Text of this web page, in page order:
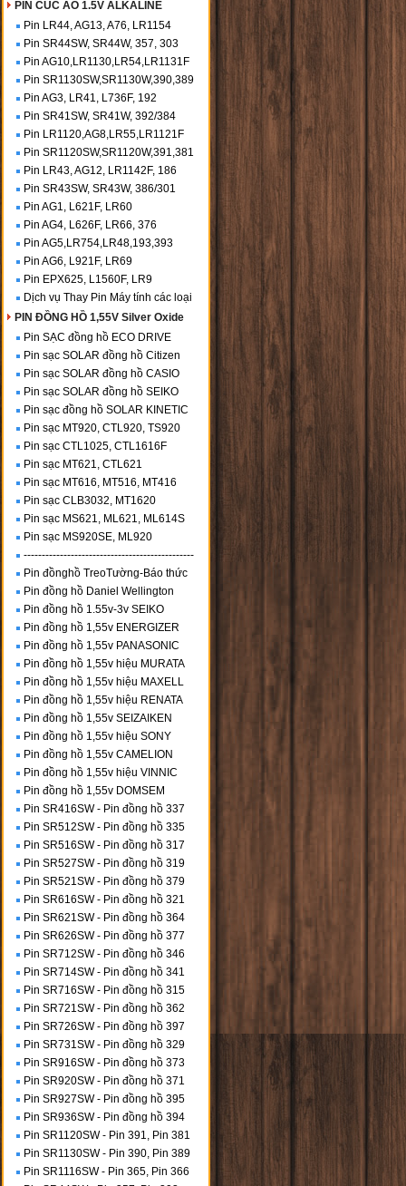
PIN CÚC ÁO 1.5V ALKALINE
Pin LR44, AG13, A76, LR1154
Pin SR44SW, SR44W, 357, 303
Pin AG10,LR1130,LR54,LR1131F
Pin SR1130SW,SR1130W,390,389
Pin AG3, LR41, L736F, 192
Pin SR41SW, SR41W, 392/384
Pin LR1120,AG8,LR55,LR1121F
Pin SR1120SW,SR1120W,391,381
Pin LR43, AG12, LR1142F, 186
Pin SR43SW, SR43W, 386/301
Pin AG1, L621F, LR60
Pin AG4, L626F, LR66, 376
Pin AG5,LR754,LR48,193,393
Pin AG6, L921F, LR69
Pin EPX625, L1560F, LR9
Dịch vụ Thay Pin Máy tính các loại
PIN ĐỒNG HỒ 1,55V Silver Oxide
Pin SẠC đồng hồ ECO DRIVE
Pin sạc SOLAR đồng hồ Citizen
Pin sạc SOLAR đồng hồ CASIO
Pin sạc SOLAR đồng hồ SEIKO
Pin sạc đồng hồ SOLAR KINETIC
Pin sạc MT920, CTL920, TS920
Pin sạc CTL1025, CTL1616F
Pin sạc MT621, CTL621
Pin sạc MT616, MT516, MT416
Pin sạc CLB3032, MT1620
Pin sạc MS621, ML621, ML614S
Pin sạc MS920SE, ML920
-----------------------------------------------
Pin đồnghồ TreoTường-Báo thức
Pin đồng hồ Daniel Wellington
Pin đồng hồ 1.55v-3v SEIKO
Pin đồng hồ 1,55v ENERGIZER
Pin đồng hồ 1,55v PANASONIC
Pin đồng hồ 1,55v hiệu MURATA
Pin đồng hồ 1,55v hiệu MAXELL
Pin đồng hồ 1,55v hiệu RENATA
Pin đồng hồ 1,55v SEIZAIKEN
Pin đồng hồ 1,55v hiệu SONY
Pin đồng hồ 1,55v CAMELION
Pin đồng hồ 1,55v hiệu VINNIC
Pin đồng hồ 1,55v DOMSEM
Pin SR416SW - Pin đồng hồ 337
Pin SR512SW - Pin đồng hồ 335
Pin SR516SW - Pin đồng hồ 317
Pin SR527SW - Pin đồng hồ 319
Pin SR521SW - Pin đồng hồ 379
Pin SR616SW - Pin đồng hồ 321
Pin SR621SW - Pin đồng hồ 364
Pin SR626SW - Pin đồng hồ 377
Pin SR712SW - Pin đồng hồ 346
Pin SR714SW - Pin đồng hồ 341
Pin SR716SW - Pin đồng hồ 315
Pin SR721SW - Pin đồng hồ 362
Pin SR726SW - Pin đồng hồ 397
Pin SR731SW - Pin đồng hồ 329
Pin SR916SW - Pin đồng hồ 373
Pin SR920SW - Pin đồng hồ 371
Pin SR927SW - Pin đồng hồ 395
Pin SR936SW - Pin đồng hồ 394
Pin SR1120SW - Pin 391, Pin 381
Pin SR1130SW - Pin 390, Pin 389
Pin SR1116SW - Pin 365, Pin 366